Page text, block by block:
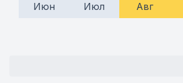
Июн Июл
Авг